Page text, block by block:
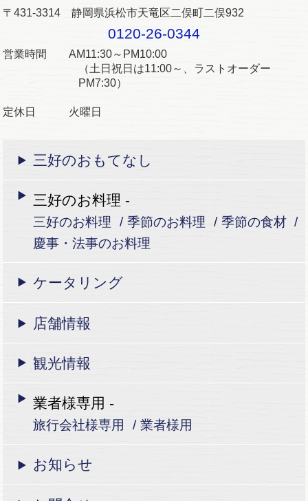
〒431-3314 静岡県浜松市天竜区二俣町二俣932
0120-26-0344
営業時間 AM11:30～PM10:00
（土日祝日は11:00～、ラストオーダー
PM7:30）
定休日 火曜日
三好のおもてなし
三好のお料理 -
三好のお料理 季節のお料理
季節の食材
慶事・法事のお料理
ケータリング
店舗情報
観光情報
業者様専用 -
旅行会社様専用 業者様用
お知らせ